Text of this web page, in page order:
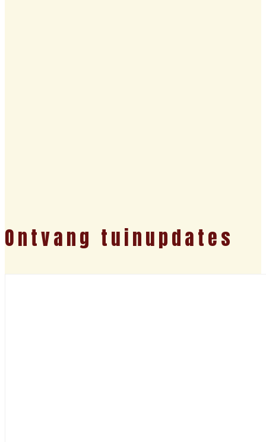
Ontvang tuinupdates